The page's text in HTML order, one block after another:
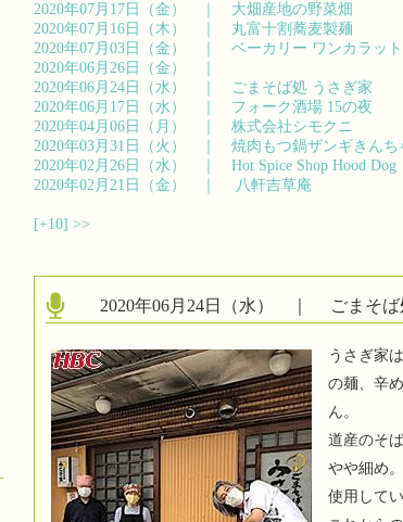
2020年07月17日（金） ｜ 大畑産地の野菜畑
2020年07月16日（木） ｜ 丸富十割蕎麦製麺
2020年07月03日（金） ｜ ベーカリー ワンカラット
2020年06月26日（金） ｜
2020年06月24日（水） ｜
ごまそば処 うさぎ家
2020年06月17日（水） ｜ フォーク酒場 15の夜
2020年04月06日（月） ｜ 株式会社シモクニ
2020年03月31日（火） ｜ 焼肉もつ鍋ザンギきんち
2020年02月26日（水） ｜ Hot Spice Shop Hood Dog
2020年02月21日（金） ｜
八軒吉草庵
[+10] >>
2020年06月24日（水） ｜ ごまそ
うさぎ家
の麺、辛
ん。
道産のそ
やや細め
使用してい